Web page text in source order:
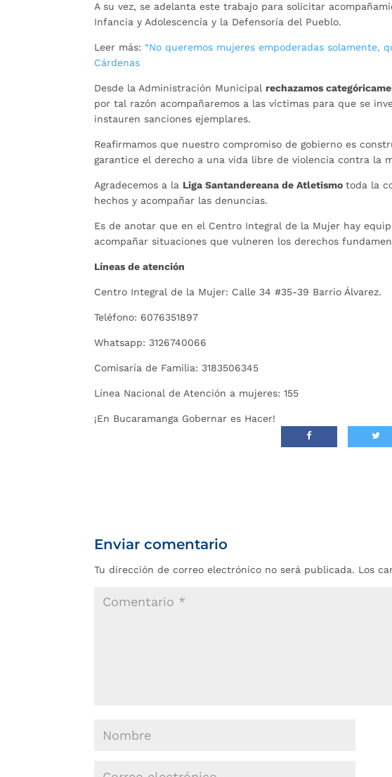
A su vez, se adelanta este trabajo para solicitar
Infancia y Adolescencia y la Defensoría del Pueblo.
Leer más:“No queremos mujeres empoderadas solamente,
Cárdenas
Desde la Administración Municipalrechazamos
por tal razón acompañaremos a las víctimas para que se
instauren sanciones ejemplares.
Reafirmamos que nuestro compromiso de gobierno es
garantice el derecho a una vida libre de violencia contra la
Agradecemos a la Liga Santandereana de Atletismotoda la
hechos y acompañar las denuncias.
Es de anotar que en el Centro Integral de la Mujer hay
acompañar situaciones que vulneren los derechos
Líneas de atención
Centro Integral de la Mujer: Calle 34 #35-39 Barrio Álvarez.
Teléfono: 6076351897
Whatsapp: 3126740066
Comisaría de Familia: 3183506345
Línea Nacional de Atención a mujeres: 155
¡En Bucaramanga Gobernar es Hacer!
Enviar comentario
Tu dirección de correo electrónico no será publicada. Los